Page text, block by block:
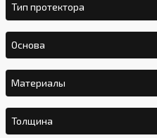
Тип протектора
Основа
Материалы
Толщина